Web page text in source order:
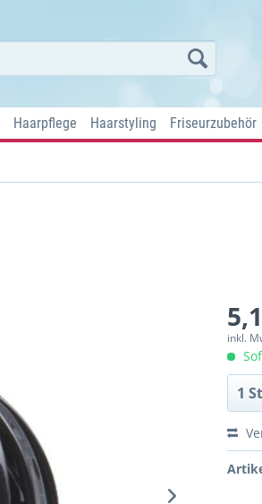
Haarpflege Haarstyling Friseurzubehör
inkl.